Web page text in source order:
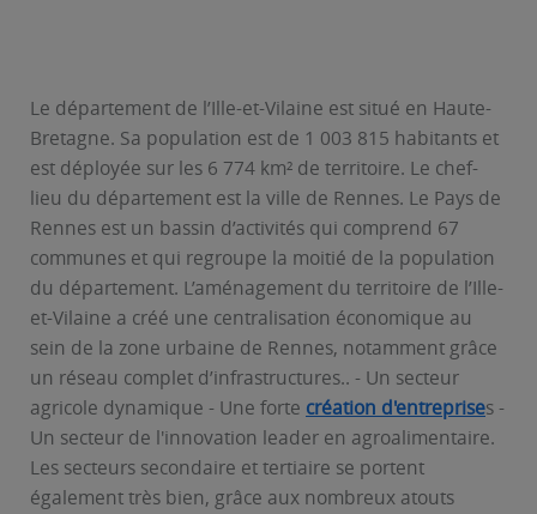
Le département de l’Ille-et-Vilaine est situé en Haute-
Bretagne. Sa population est de 1 003 815 habitants et
est déployée sur les 6 774 km² de territoire. Le chef-
lieu du département est la ville de Rennes. Le Pays de
Rennes est un bassin d’activités qui comprend 67
communes et qui regroupe la moitié de la population
du département. L’aménagement du territoire de l’Ille-
et-Vilaine a créé une centralisation économique au
sein de la zone urbaine de Rennes, notamment grâce
un réseau complet d’infrastructures.. - Un secteur
agricole dynamique - Une forte création d'entreprises -
Un secteur de l'innovation leader en agroalimentaire.
Les secteurs secondaire et tertiaire se portent
également très bien, grâce aux nombreux atouts